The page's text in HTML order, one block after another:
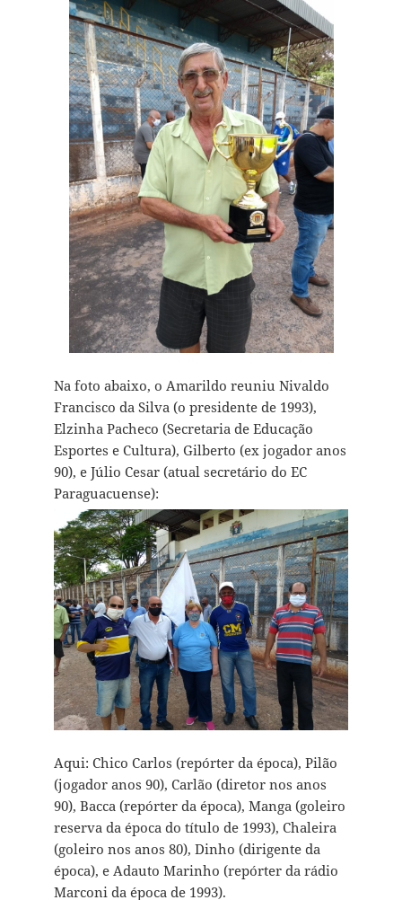
Na foto abaixo, o Amarildo reuniu Nivaldo
Francisco da Silva (o presidente de 1993),
Elzinha Pacheco (Secretaria de Educação
Esportes e Cultura), Gilberto (ex jogador anos
90), e Júlio Cesar (atual secretário do EC
Paraguacuense):
Aqui: Chico Carlos (repórter da época), Pilão
(jogador anos 90), Carlão (diretor nos anos
90), Bacca (repórter da época), Manga (goleiro
reserva da época do título de 1993), Chaleira
(goleiro nos anos 80), Dinho (dirigente da
época), e Adauto Marinho (repórter da rádio
Marconi da época de 1993).